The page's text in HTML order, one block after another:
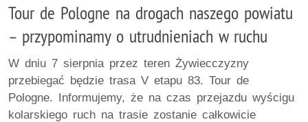
Tour de Pologne na drogach naszego powiatu
– przypominamy o utrudnieniach w ruchu
W dniu 7 sierpnia przez teren Żywiecczyzny
przebiegać będzie trasa V etapu 83. Tour de
Pologne. Informujemy, że na czas przejazdu wyścigu
kolarskiego ruch na trasie zostanie całkowicie